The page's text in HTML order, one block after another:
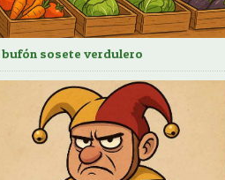
bufón sosete verdulero